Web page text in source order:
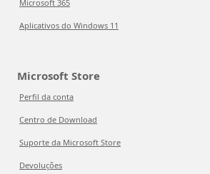
Microsoft 365
Aplicativos do Windows 11
Microsoft Store
Perfil da conta
Centro de Download
Suporte da Microsoft Store
Devoluções